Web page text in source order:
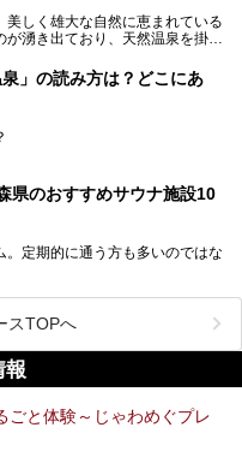
大浴場と露天風呂付き客室を中心
を詳細にご紹介。秋田県側を含
も決して見逃せない極上湯のひと
ます！
美しく雄大な自然に恵まれている
湧き出ており、天然温泉を掛け
に浸かり、お食事処でおいしいご
きは格別ですね！
スーパー銭湯を紹介します。
泉」の読み方は？どこにあ
県のおすすめサウナ施設10
。定期的に通う方も多いのではな
以下でサウナを楽しめる施設を
ナを楽しみませんか？
以下のおすすめサウナ施設を紹
スTOPへ
報
ごと体験～じゃわめぐプレ